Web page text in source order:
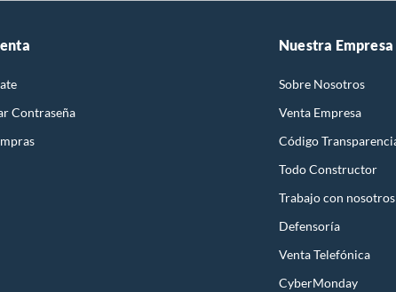
Contraseña
Nuestra Empresa
Sobre Nosotros
Venta Empresa
Código
Todo Constructor
Trabajo con nosotros
Defensoría
Venta Telefónica
CyberMonday